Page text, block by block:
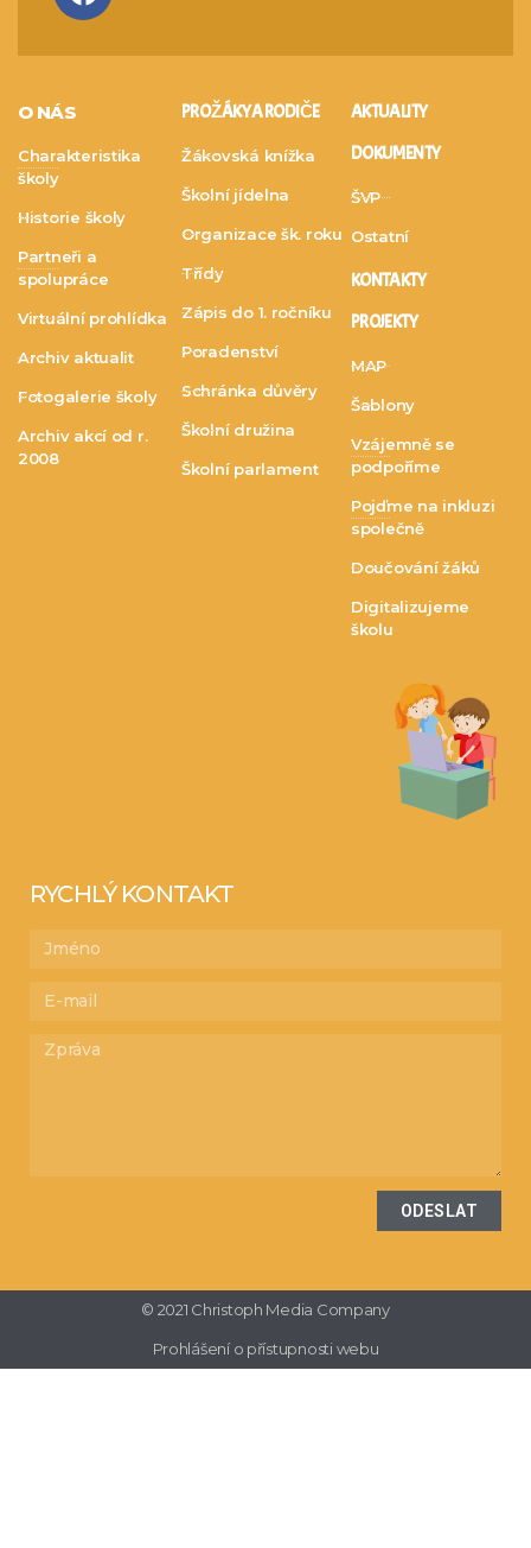
O NÁS
Charakteristika
školy
Historie školy
Partneři a
spolupráce
Virtuální prohlídka
Archiv aktualit
Fotogalerie školy
Archiv akcí od r.
2008
PRO ŽÁKY A RODIČE
Žákovská knížka
Školní jídelna
Organizace šk. roku
Třídy
Zápis do 1. ročníku
Poradenství
Schránka důvěry
Školní družina
Školní parlament
AKTUALITY
DOKUMENTY
ŠVP
Ostatní
KONTAKTY
PROJEKTY
MAP
Šablony
Vzájemně se
podpoříme
Pojďme na inkluzi
společně
Doučování žáků
Digitalizujeme
školu
RYCHLÝ KONTAKT
ODESLAT
© 2021 Christoph Media Company
Prohlášení o přístupnosti webu